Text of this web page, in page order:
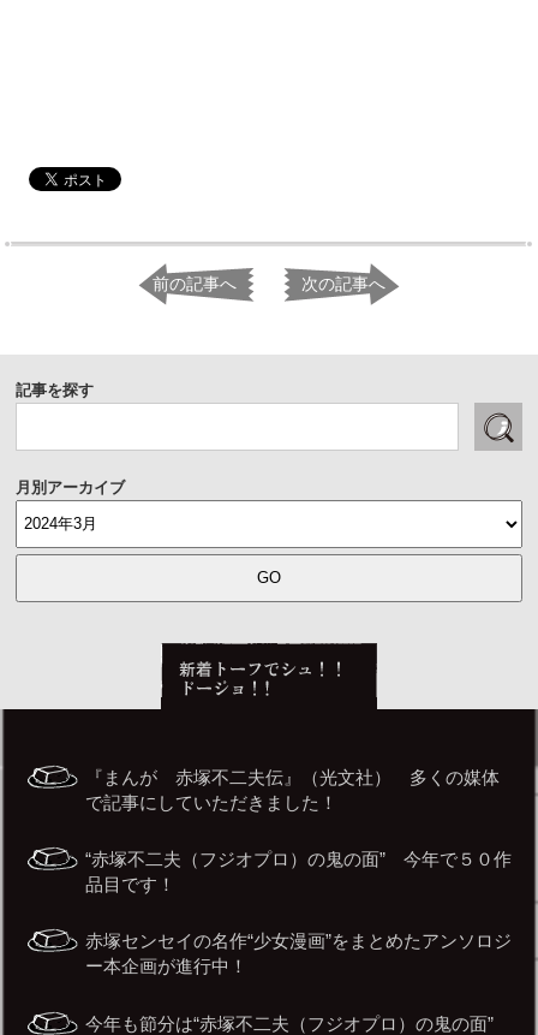
前の記事へ 次の記事へ
記事を探す
月別アーカイブ
『まんが 赤塚不二夫伝』（光文社） 多くの媒体
で記事にしていただきました！
“赤塚不二夫（フジオプロ）の鬼の面” 今年で５０作
品目です！
赤塚センセイの名作“少女漫画”をまとめたアンソロジ
ー本企画が進行中！
今年も節分は“赤塚不二夫（フジオプロ）の鬼の面”